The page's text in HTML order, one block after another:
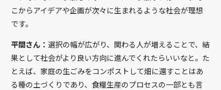
こからアイデアや企画が次々に生まれるような社会が理想
です。
平間さん： 選択の幅が広がり、関わる人が増えることで、結
果として社会がより良い方向に進んでくれたらいいなと。た
とえば、家庭の生ごみをコンポストして畑に還すことはあ
る種の土づくりであり、食糧生産のプロセスの一部とも言